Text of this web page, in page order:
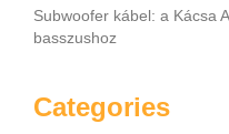
Subwoofer kábel: a Kácsa
basszushoz
Categories